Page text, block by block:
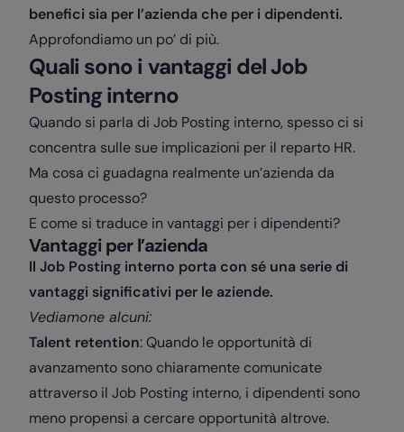
benefici sia per l’azienda che per i dipendenti.
Approfondiamo un po’ di più.
Quali sono i vantaggi del Job
Posting interno
Quando si parla di Job Posting interno, spesso ci si
concentra sulle sue implicazioni per il reparto HR.
Ma cosa ci guadagna realmente un’azienda da
questo processo?
E come si traduce in vantaggi per i dipendenti?
Vantaggi per l’azienda
Il Job Posting interno porta con sé una serie di
vantaggi significativi per le aziende.
Vediamone alcuni:
Talent retention: Quando le opportunità di
avanzamento sono chiaramente comunicate
attraverso il Job Posting interno, i dipendenti sono
meno propensi a cercare opportunità altrove.